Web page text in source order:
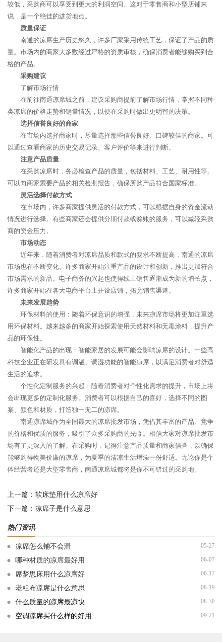
较低，采购商可以享受到更大的利润空间。这对于零售商和小型店铺来
说，是一个绝佳的进货地点。
质量保证
南通的凉席生产历史悠久，许多厂家采用传统工艺，保证了产品的质
量。市场内的商家大多数经过严格的资质审核，确保消费者能够购买到合
格的产品。
采购建议
了解市场行情
在前往南通凉席城之前，建议采购商提前了解市场行情，掌握不同种
类凉席的价格走势和销量情况，以便在采购时做出更明智的决策。
选择信誉良好的商家
在市场内选择商家时，尽量选择那些信誉良好、口碑较佳的商家。可
以通过查看商家的历史交易记录、客户评价等来进行判断。
注意产品质量
在采购凉席时，务必检查产品的质量，包括材料、工艺、耐用性等。
可以向商家索要产品的相关检测报告，确保所购产品符合国家标准。
灵活选择付款方式
在市场内，许多商家提供灵活的付款方式，可以根据自身的资金流动
情况进行选择。有些商家还会提供分期付款或赊账的服务，可以减轻采购
商的资金压力。
市场动态
近年来，随着消费者对凉席品质和款式的要求不断提高，南通的凉席
市场也在不断变化。许多商家开始注重产品的设计和创新，推出更加符合
市场需求的新品。电子商务的兴起也使得线上销售逐渐成为新的增长点，
许多商家开始在各大电商平台上开设店铺，拓宽销售渠道。
未来发展趋势
环保材料的使用：随着环保意识的增强，未来凉席市场将更加注重选
用环保材料。越来越多的商家开始探索使用天然材料和无毒涂料，提升产
品的环保性。
智能化产品的出现：智能家居的发展可能会影响凉席的设计。一些高
科技企业正在研发具有调温、调湿功能的智能凉席，以满足消费者对舒适
生活的追求。
个性化定制服务的兴起：随着消费者对个性化需求的提升，市场上将
会出现更多的定制化服务。消费者可以根据自己的喜好，选择不同的图
案、颜色和材质，打造独一无二的凉席。
南通凉席城作为全国最大的凉席批发市场，凭借其丰富的产品、竞争
的价格和优质的服务，吸引了众多采购商的光临。相信大家对凉席批发市
场有了更深入的了解。在采购时，记得注意产品质量和商家信誉，以确保
能够购得物美价廉的凉席，为夏季的清凉生活增添一份舒适。无论你是个
体经营者还是大型零售商，南通凉席城都将是你不可错过的采购地。
上一篇： 软床垫用什么凉席好
下一篇： 凉席子是什么意思
热门资讯
凉席怎么铺不会滑 05-27
哪种材质的凉席最好用 06-07
席梦思床用什么凉席好 06-17
老粗布凉席是什么意思 08-19
什么质量的凉席最凉快 08-30
空调凉席买什么样的好用 09-21